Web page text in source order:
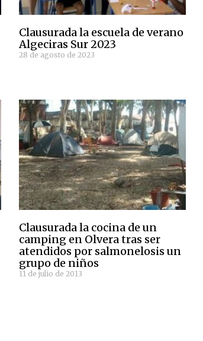
Clausurada la escuela de verano
Algeciras Sur 2023
28 de agosto de 2023
Clausurada la cocina de un
camping en Olvera tras ser
atendidos por salmonelosis un
grupo de niños
11 de julio de 2013